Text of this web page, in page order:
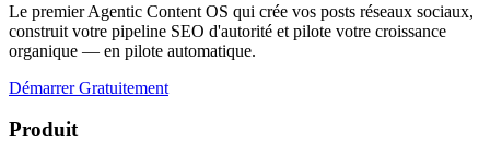
Le premier Agentic Content OS qui crée vos posts réseaux sociaux,
construit votre pipeline SEO d'autorité et pilote votre croissance
organique — en pilote automatique.
Démarrer Gratuitement
Produit